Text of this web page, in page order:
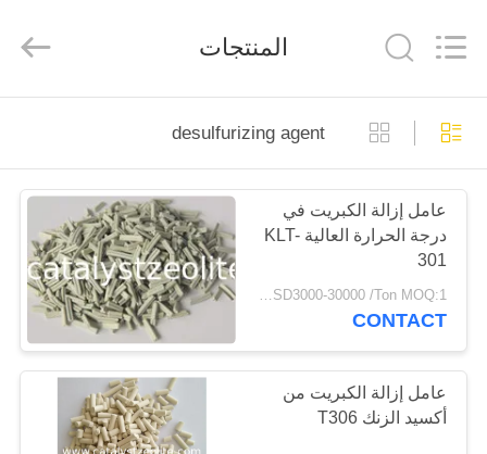
منزل
منتجات
معلومات
جولة
في
المعمل
CO.,LTD.
Rights
المنتجات
desulfurizing agent
عامل إزالة الكبريت في
درجة الحرارة العالية KLT-
301
USD3000-30000 /Ton MOQ:1 كغم
CONTACT
عامل إزالة الكبريت من
أكسيد الزنك T306